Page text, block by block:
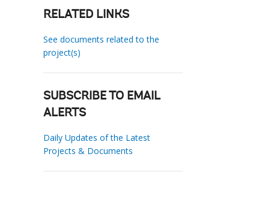
RELATED LINKS
See documents related to the
project(s)
SUBSCRIBE TO EMAIL
ALERTS
Daily Updates of the Latest
Projects & Documents